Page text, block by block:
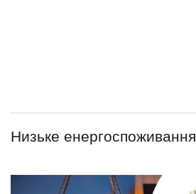
Низьке енергоспоживання